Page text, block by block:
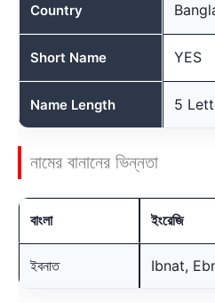
Country
Short Name YES
Name Length 5
নামের বানানের ভিন্নতা
বাংলা ইংরেজি
ইবনাত Ibnat,